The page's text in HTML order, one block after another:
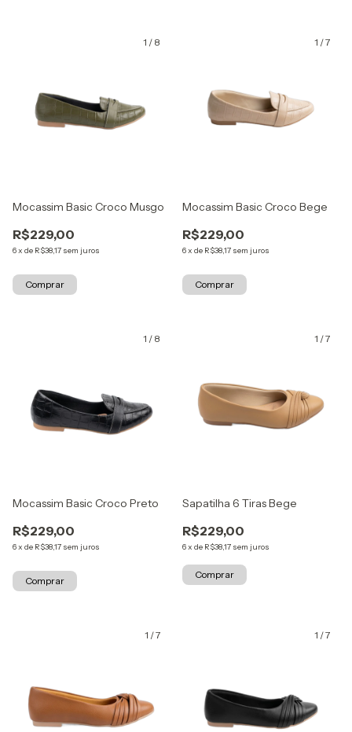
1 / 8
Mocassim Basic Croco Musgo
R$229,00
6x de R$38,17 sem juros
Comprar
1 /7
Mocassim Basic Croco Bege
R$229,00
6x de R$38,17 sem juros
Comprar
1 / 8
Mocassim Basic Croco Preto
R$229,00
6x de R$38,17 sem juros
Comprar
1 /7
Sapatilha 6 Tiras Bege
R$229,00
6x de R$38,17 sem juros
Comprar
1 /7 1 /7